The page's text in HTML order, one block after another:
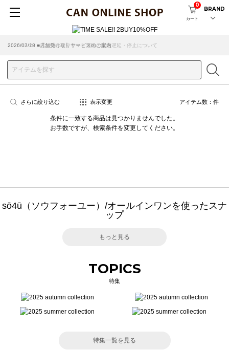
カート
0
BRAND
2026/07/29 ■【お知らせ】ヤマト運輸の配送遅延・停止について
2026/03/18 ■店舗受け取りサービスのご案内
さらに絞り込む 表示変更 アイテム数： 件
条件に一致する商品は見つかりませんでした。
お手数ですが、検索条件を変更してください。
sō4ū（ソウフォーユー）/オールインワンを使ったスナ
ップ
もっと見る
TOPICS
特集
特集一覧を見る